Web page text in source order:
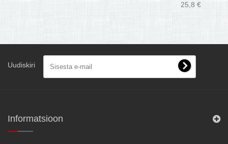
25,8 €
Uudiskiri
Informatsioon